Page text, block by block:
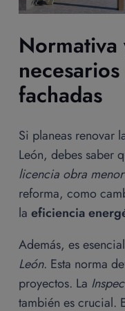
Normativa
fachadas
Si planeas renovar
León, debes saber
licencia obra menor
reforma, como
la eficiencia
Además, es
León. Esta norma
proyectos. La
también es crucial.